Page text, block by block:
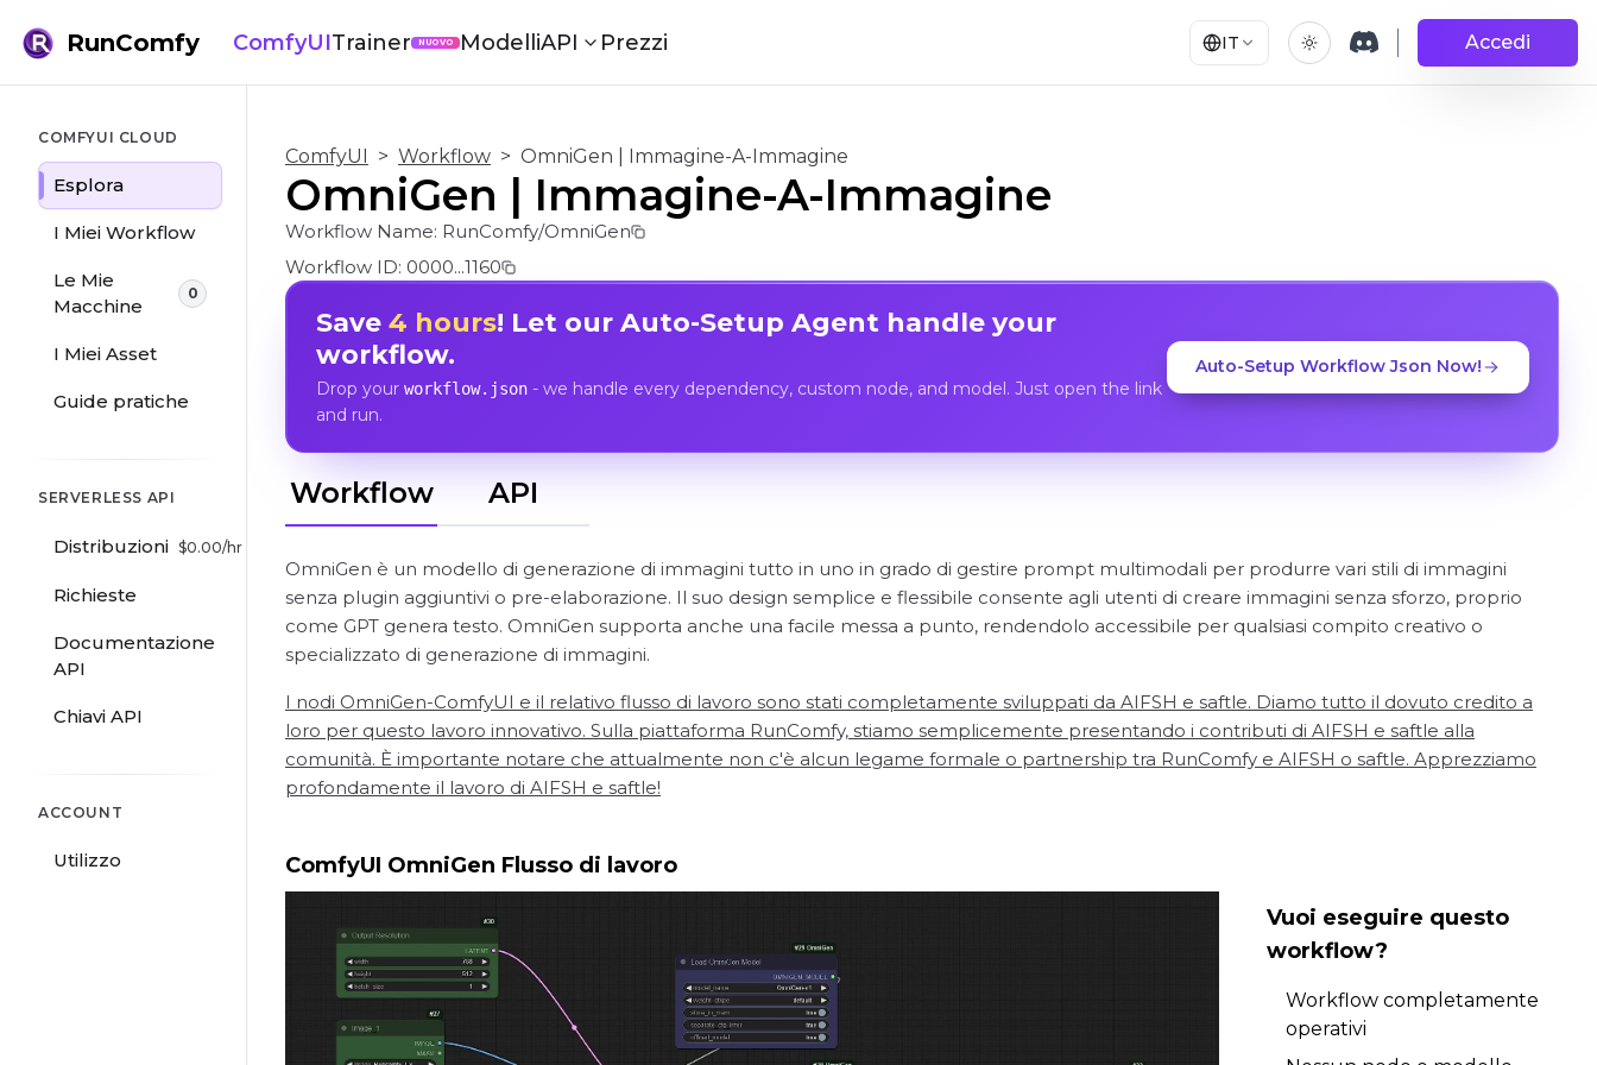
RunComfy ComfyUITrainer NUOVO ModelliAPI Prezzi IT Accedi
COMFYUI CLOUD
Esplora
I Miei Workflow
Le Mie
Macchine
0
I Miei Asset
Guide pratiche
SERVERLESS API
Distribuzioni $0.00/hr
Richieste
Documentazione
API
Chiavi API
ACCOUNT
Utilizzo
ComfyUI > Workflow > OmniGen | Immagine-A-Immagine
OmniGen | Immagine-A-Immagine
Workflow Name: RunComfy/OmniGen
Workflow ID: 0000...1160
Save 4 hours! Let our Auto-Setup Agent handle your
workflow.
Drop your workflow.json- we handle every dependency, custom node, and model. Just open the link
and run.
Auto-Setup Workflow Json Now!
Workflow API
OmniGen è un modello di generazione di immagini tutto in uno in grado di gestire prompt multimodali per produrre vari stili di immagini
senza plugin aggiuntivi o pre-elaborazione. Il suo design semplice e flessibile consente agli utenti di creare immagini senza sforzo, proprio
come GPT genera testo. OmniGen supporta anche una facile messa a punto, rendendolo accessibile per qualsiasi compito creativo o
specializzato di generazione di immagini.
I nodi OmniGen-ComfyUI e il relativo flusso di lavoro sono stati completamente sviluppati da AIFSH e saftle. Diamo tutto il dovuto credito a
loro per questo lavoro innovativo. Sulla piattaforma RunComfy, stiamo semplicemente presentando i contributi di AIFSH e saftle alla
comunità. È importante notare che attualmente non c'è alcun legame formale o partnership tra RunComfy e AIFSH o saftle. Apprezziamo
profondamente il lavoro di AIFSH e saftle!
ComfyUI OmniGen Flusso di lavoro
Vuoi eseguire questo
workflow?
Workflow completamente
operativi